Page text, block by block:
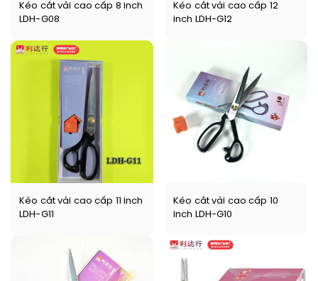
Kéo cắt vải cao cấp 8 inch
LDH-G08
Kéo cắt vải cao cấp 12
inch LDH-G12
Kéo cắt vải cao cấp 11 inch
LDH-G11
Kéo cắt vải cao cấp 10
inch LDH-G10